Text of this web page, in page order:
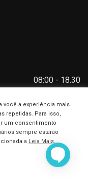
08:00 - 18.30
08:00 - 18.30
08:00 - 18.30
08:00 - 18.30
08:00 - 11:30
você a experiência mais
repetidas. Para isso,
um consentimento
sempre estarão
a Leia Mais.